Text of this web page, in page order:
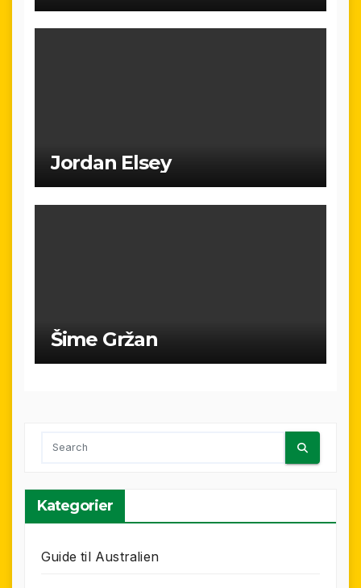
Jordan Elsey
Šime Gržan
Kategorier
Guide til Australien